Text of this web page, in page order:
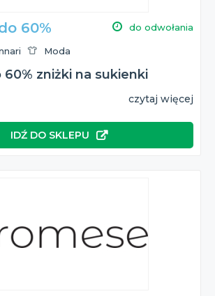
60% do odwołania
Moda
60% zniżki na sukienki
czytaj więcej
IDŹ DO SKLEPU